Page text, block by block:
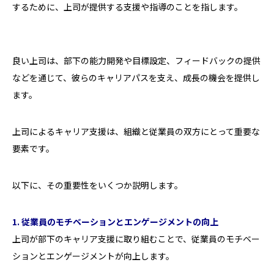
するために、上司が提供する支援や指導のことを指します。
良い上司は、部下の能力開発や目標設定、フィードバックの提供
などを通じて、彼らのキャリアパスを支え、成長の機会を提供し
ます。
上司によるキャリア支援は、組織と従業員の双方にとって重要な
要素です。
以下に、その重要性をいくつか説明します。
1. 従業員のモチベーションとエンゲージメントの向上
上司が部下のキャリア支援に取り組むことで、従業員のモチベー
ションとエンゲージメントが向上します。